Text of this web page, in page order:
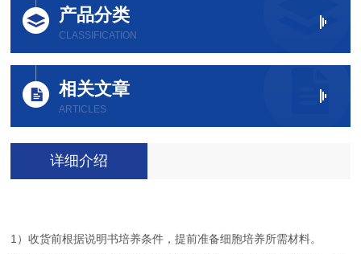
产品分类
CLASSIFICATION
相关文章
ARTICLES
详细介绍
1）收货前根据说明书培养条件，提前准备细胞培养所需材料。